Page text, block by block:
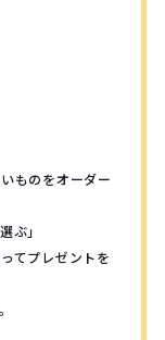
ものをオーダー
ぶ」
てプレゼントを